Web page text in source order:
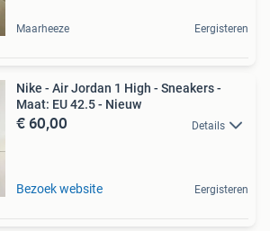
Maarheeze Eergisteren
Nike - Air Jordan 1 High - Sneakers -
Maat: EU 42.5 - Nieuw
€ 60,00 Details
Bezoek website Eergisteren